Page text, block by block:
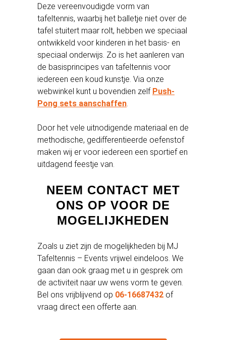
Deze vereenvoudigde vorm van
tafeltennis, waarbij het balletje niet over de
tafel stuitert maar rolt, hebben we speciaal
ontwikkeld voor kinderen in het basis- en
speciaal onderwijs. Zo is het aanleren van
de basisprincipes van tafeltennis voor
iedereen een koud kunstje. Via onze
webwinkel kunt u bovendien zelf Push-
Pong sets aanschaffen
Door het vele uitnodigende materiaal en de
methodische, gedifferentieerde oefenstof
maken wij er voor iedereen een sportief en
uitdagend feestje van.
NEEM CONTACT MET
ONS OP VOOR DE
MOGELIJKHEDEN
Zoals u ziet zijn de mogelijkheden bij MJ
Tafeltennis – Events vrijwel eindeloos. We
gaan dan ook graag met u in gesprek om
de activiteit naar uw wens vorm te geven.
Bel ons vrijblijvend op 06-16687432 of
vraag direct een offerte aan.